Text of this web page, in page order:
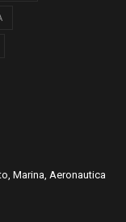
Marina, Aeronautica